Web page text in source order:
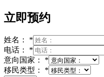
立即预约
姓名： *
电话： *
意向国家： *
移民类型： *